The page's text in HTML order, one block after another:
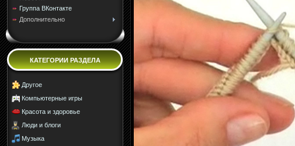
Группа ВКонтакте
Дополнительно
КАТЕГОРИИ РАЗДЕЛА
Другое
Компьютерные игры
Красота и здоровье
Люди и блоги
Музыка